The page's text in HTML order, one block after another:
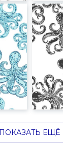
ПОКАЗАТЬ ЕЩЁ